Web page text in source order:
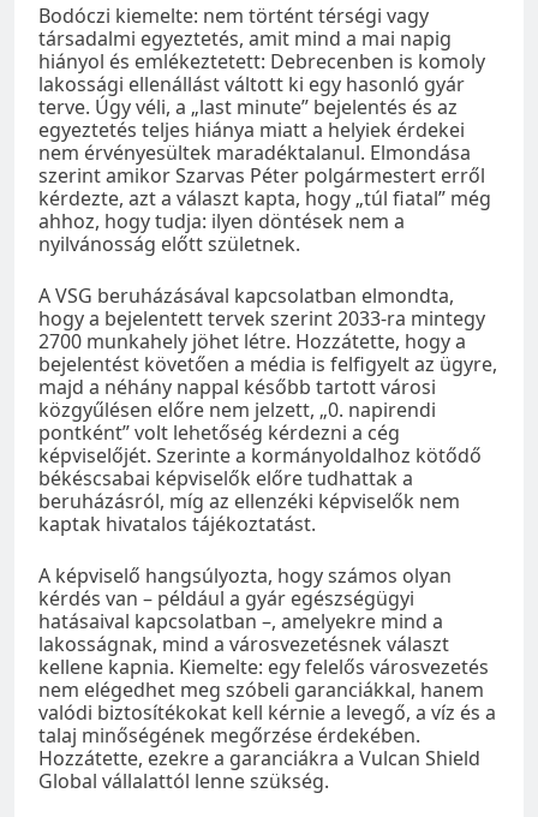
Bodóczi kiemelte: nem történt térségi vagy
társadalmi egyeztetés, amit mind a mai napig
hiányol és emlékeztetett: Debrecenben is komoly
lakossági ellenállást váltott ki egy hasonló gyár
terve. Úgy véli, a „last minute” bejelentés és az
egyeztetés teljes hiánya miatt a helyiek érdekei
nem érvényesültek maradéktalanul. Elmondása
szerint amikor Szarvas Péter polgármestert erről
kérdezte, azt a választ kapta, hogy „túl fiatal” még
ahhoz, hogy tudja: ilyen döntések nem a
nyilvánosság előtt születnek.
A VSG beruházásával kapcsolatban elmondta,
hogy a bejelentett tervek szerint 2033-ra mintegy
2700 munkahely jöhet létre. Hozzátette, hogy a
bejelentést követően a média is felfigyelt az ügyre,
majd a néhány nappal később tartott városi
közgyűlésen előre nem jelzett, „0. napirendi
pontként” volt lehetőség kérdezni a cég
képviselőjét. Szerinte a kormányoldalhoz kötődő
békéscsabai képviselők előre tudhattak a
beruházásról, míg az ellenzéki képviselők nem
kaptak hivatalos tájékoztatást.
A képviselő hangsúlyozta, hogy számos olyan
kérdés van – például a gyár egészségügyi
hatásaival kapcsolatban –, amelyekre mind a
lakosságnak, mind a városvezetésnek választ
kellene kapnia. Kiemelte: egy felelős városvezetés
nem elégedhet meg szóbeli garanciákkal, hanem
valódi biztosítékokat kell kérnie a levegő, a víz és a
talaj minőségének megőrzése érdekében.
Hozzátette, ezekre a garanciákra a Vulcan Shield
Global vállalattól lenne szükség.